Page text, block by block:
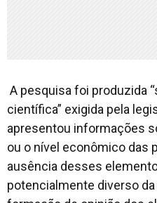
A pesquisa foi produzida
científica” exigida pela
apresentou informações
ou o nível econômico das
ausência desses
potencialmente diverso